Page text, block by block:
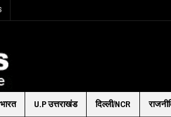
U.P उत्तराखंड दिल्ली/NCR